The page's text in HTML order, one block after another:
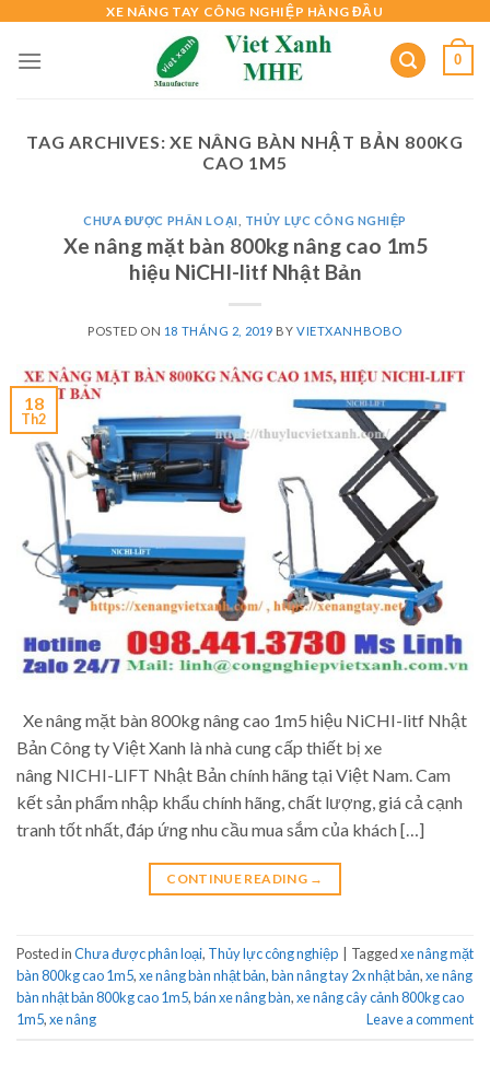
content
XE NÂNG TAY CÔNG NGHIỆP HÀNG ĐẦU
0
TAG ARCHIVES:XE NÂNG BÀN NHẬT BẢN 800KG
CAO 1M5
CHƯA ĐƯỢC PHÂN LOẠI THỦY LỰC CÔNG NGHIỆP
Xe nâng mặt bàn 800kg nâng cao 1m5
hiệu NiCHI-litf Nhật Bản
POSTED ON 18 THÁNG 2, 2019 BYVIETXANHBOBO
18
Th2
Xe nâng mặt bàn 800kg nâng cao 1m5 hiệu NiCHI-litf Nhật
Bản Công ty Việt Xanh là nhà cung cấp thiết bị xe
nâng NICHI-LIFT Nhật Bản chính hãng tại Việt Nam. Cam
kết sản phẩm nhập khẩu chính hãng, chất lượng, giá cả cạnh
tranh tốt nhất, đáp ứng nhu cầu mua sắm của khách […]
CONTINUE READING →
Posted inChưa được phân loại, Thủy lực công nghiệp Taggedxe nâng mặt
bàn 800kg cao 1m5,xe nâng bàn nhật bản,bàn nâng tay 2x nhật bản,xe nâng
bàn nhật bản 800kg cao 1m5,bán xe nâng bàn,xe nâng cây cảnh 800kg cao
1m5,xe nâng Leave a comment